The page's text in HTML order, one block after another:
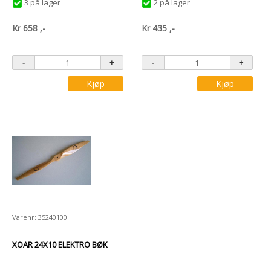
3 på lager
Kr658 ,-
Kjøp
2 på lager
Kr 435 ,-
Kjøp
Varenr: 35240100
XOAR 24X10 ELEKTRO BØK